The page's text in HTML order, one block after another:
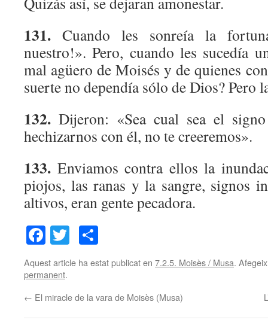
131. Cuando les sonreía la
nuestro!». Pero, cuando les sucedía
mal agüero de Moisés y de quienes
suerte no dependía sólo de Dios? Pero
132. Dijeron: «Sea cual sea el
hechizarnos con él, no te creeremos».
133. Enviamos contra ellos la
piojos, las ranas y la sangre, signos
altivos, eran gente pecadora.
Facebook
Twitter
Aquest article ha estat publicat en 7.2.5. Moisès / Musa.
permanent.
← El miracle de la vara de Moisès (Musa)